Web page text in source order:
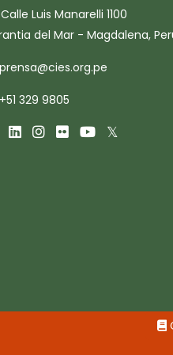
Calle Luis Manarelli 1100
del Mar - Magdalena,
prensa@cies.org.pe
+51 329 9805